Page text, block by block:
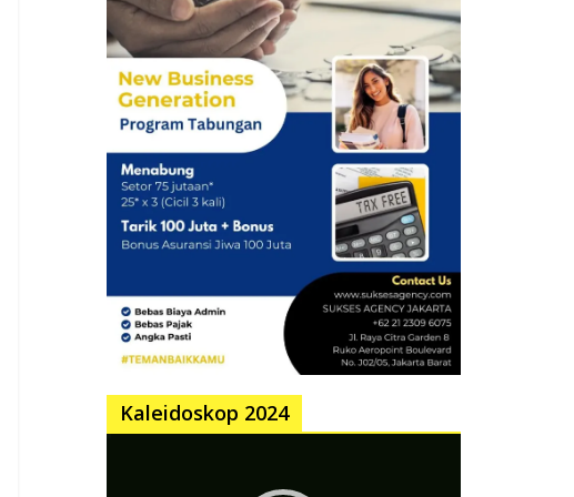
Kaleidoskop 2024